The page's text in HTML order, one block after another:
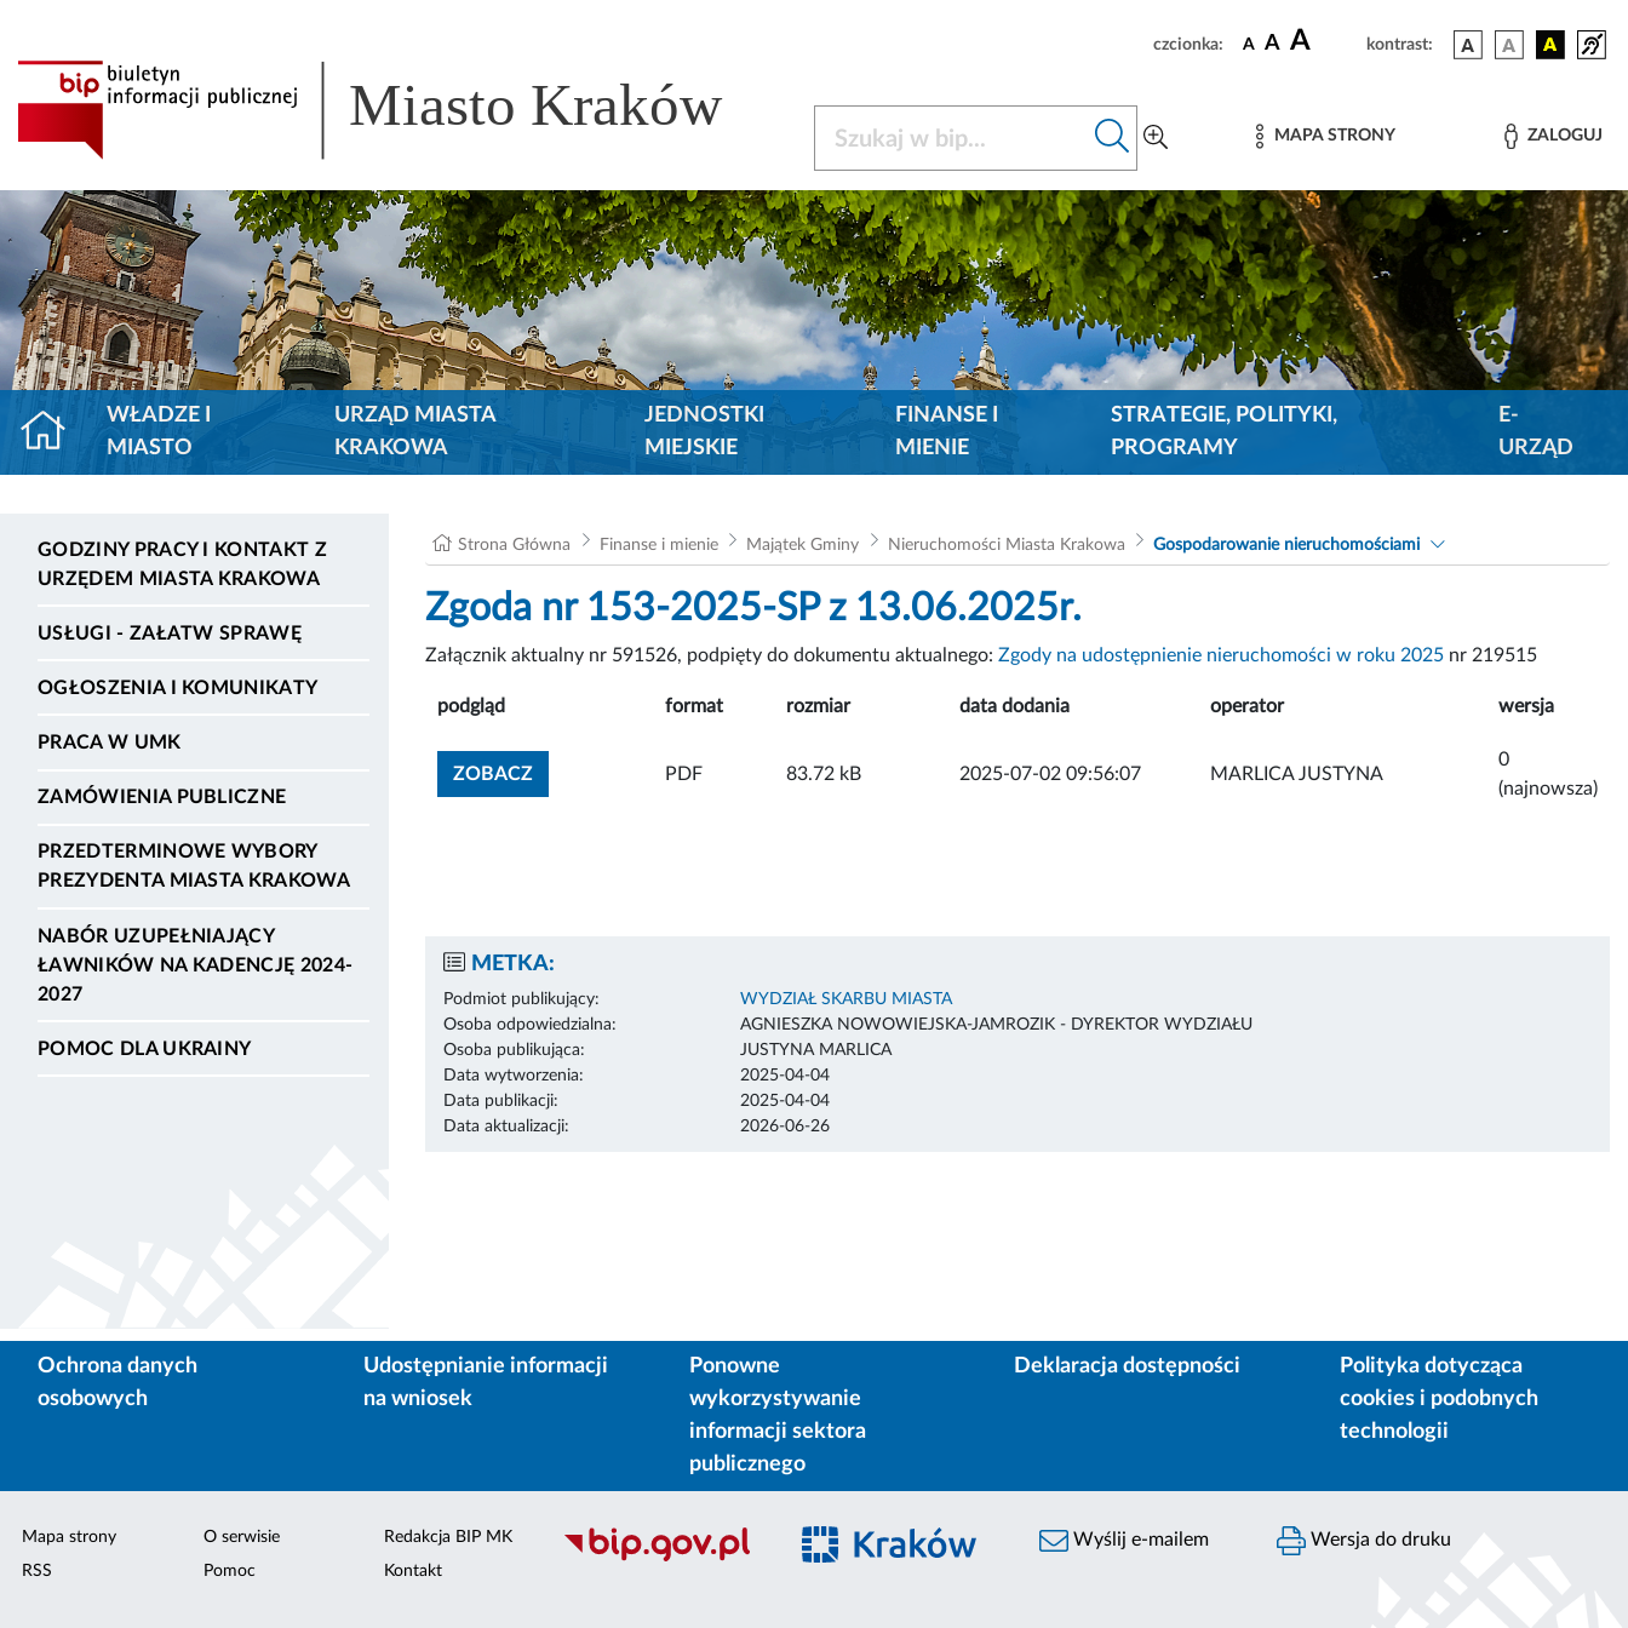
czcionka: A A A kontrast:
Miasto Kraków MAPA STRONY ZALOGUJ
WŁADZE I
MIASTO
URZĄD MIASTA
KRAKOWA
JEDNOSTKI
MIEJSKIE
FINANSE I
MIENIE
STRATEGIE, POLITYKI,
PROGRAMY
E-
URZĄD
GODZINY PRACY I KONTAKT Z
URZĘDEM MIASTA KRAKOWA
USŁUGI - ZAŁATW SPRAWĘ
OGŁOSZENIA I KOMUNIKATY
PRACA W UMK
ZAMÓWIENIA PUBLICZNE
PRZEDTERMINOWE WYBORY
PREZYDENTA MIASTA KRAKOWA
NABÓR UZUPEŁNIAJĄCY
ŁAWNIKÓW NA KADENCJĘ 2024-
2027
POMOC DLA UKRAINY
Strona Główna Finanse i mienie Majątek Gminy Nieruchomości Miasta Krakowa Gospodarowanie nieruchomościami
Zgoda nr 153-2025-SP z 13.06.2025r.
Załącznik aktualny nr 591526, podpięty do dokumentu aktualnego: Zgody na udostępnienie nieruchomości w roku 2025 nr 219515
podgląd format rozmiar data dodania operator wersja
ZOBACZZOBACZ ZAŁĄCZNIK
PDF 83.72 kB 2025-07-02 09:56:07 MARLICA JUSTYNA
0
(najnowsza)
METKA:
Podmiot publikujący:
WYDZIAŁ SKARBU MIASTA
Osoba odpowiedzialna:
AGNIESZKA NOWOWIEJSKA-JAMROZIK - DYREKTOR WYDZIAŁU
Osoba publikująca:
JUSTYNA MARLICA
Data wytworzenia:
2025-04-04
Data publikacji:
2025-04-04
Data aktualizacji:
2026-06-26
Ochrona danych
osobowych
Udostępnianie informacji
na wniosek
Ponowne
wykorzystywanie
informacji sektora
publicznego
Deklaracja dostępności
Polityka dotycząca
cookies i podobnych
technologii
Mapa strony
RSS
O serwisie
Pomoc
Redakcja BIP MK
Kontakt
Wyślij e-mailem Wersja do druku